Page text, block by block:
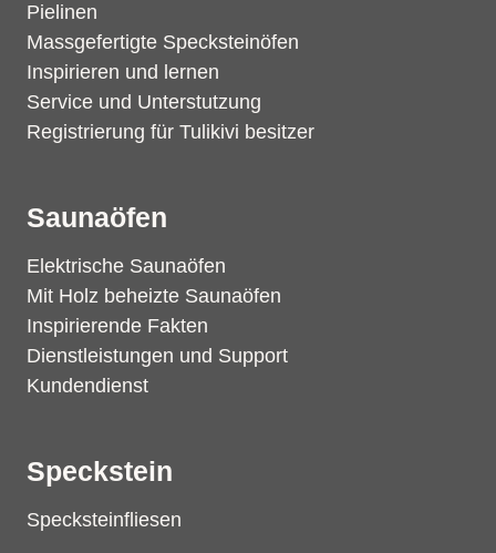
Pielinen
Massgefertigte Specksteinöfen
Inspirieren und lernen
Service und Unterstutzung
Registrierung für Tulikivi besitzer
Saunaöfen
Elektrische Saunaöfen
Mit Holz beheizte Saunaöfen
Inspirierende Fakten
Dienstleistungen und Support
Kundendienst
Speckstein
Specksteinfliesen